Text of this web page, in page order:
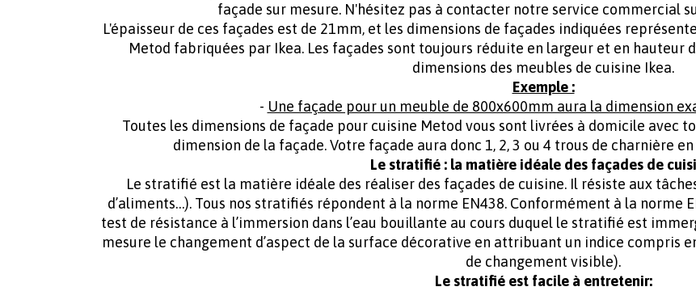
façade sur mesure. N'hésitez pas à contacter notre service commercial
L'épaisseur de ces façades est de 21mm, et les dimensions de façades indiquées
Metod fabriquées par Ikea. Les façades sont toujours réduite en largeur et en
dimensions des meubles de cuisine Ikea.
Exemple :
- Une façade pour un meuble de 800x600mm aura la dimension
Toutes les dimensions de façade pour cuisine Metod vous sont livrées à domicile avec
dimension de la façade. Votre façade aura donc 1, 2, 3 ou 4 trous de charnière
Le stratifié : la matière idéale des façades de
Le stratifié est la matière idéale des réaliser des façades de cuisine. Il résiste aux
d’aliments…). Tous nos stratifiés répondent à la norme EN438. Conformément à la norme
test de résistance à l’immersion dans l’eau bouillante au cours duquel le stratifié est
mesure le changement d’aspect de la surface décorative en attribuant un indice compris
de changement visible).
Le stratifié est facile à entretenir: